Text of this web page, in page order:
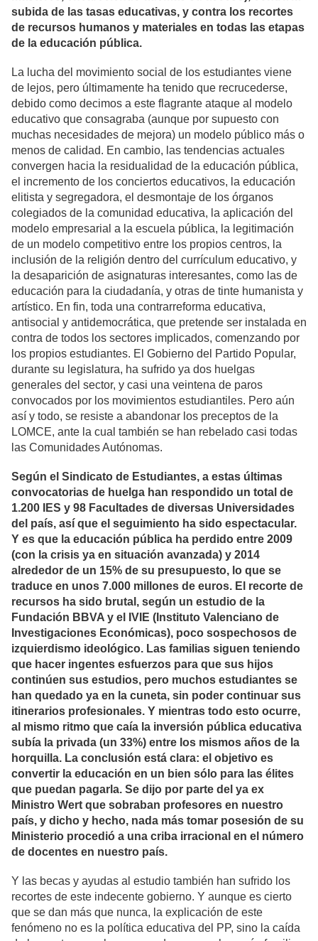
subida de las tasas educativas, y contra los recortes
de recursos humanos y materiales en todas las etapas
de la educación pública.
La lucha del movimiento social de los estudiantes viene
de lejos, pero últimamente ha tenido que recrucederse,
debido como decimos a este flagrante ataque al modelo
educativo que consagraba (aunque por supuesto con
muchas necesidades de mejora) un modelo público más o
menos de calidad. En cambio, las tendencias actuales
convergen hacia la residualidad de la educación pública,
el incremento de los conciertos educativos, la educación
elitista y segregadora, el desmontaje de los órganos
colegiados de la comunidad educativa, la aplicación del
modelo empresarial a la escuela pública, la legitimación
de un modelo competitivo entre los propios centros, la
inclusión de la religión dentro del currículum educativo, y
la desaparición de asignaturas interesantes, como las de
educación para la ciudadanía, y otras de tinte humanista y
artístico. En fin, toda una contrarreforma educativa,
antisocial y antidemocrática, que pretende ser instalada en
contra de todos los sectores implicados, comenzando por
los propios estudiantes. El Gobierno del Partido Popular,
durante su legislatura, ha sufrido ya dos huelgas
generales del sector, y casi una veintena de paros
convocados por los movimientos estudiantiles. Pero aún
así y todo, se resiste a abandonar los preceptos de la
LOMCE, ante la cual también se han rebelado casi todas
las Comunidades Autónomas.
Según el Sindicato de Estudiantes, a estas últimas
convocatorias de huelga han respondido un total de
1.200 IES y 98 Facultades de diversas Universidades
del país, así que el seguimiento ha sido espectacular.
Y es que la educación pública ha perdido entre 2009
(con la crisis ya en situación avanzada) y 2014
alrededor de un 15% de su presupuesto, lo que se
traduce en unos 7.000 millones de euros. El recorte de
recursos ha sido brutal, según un estudio de la
Fundación BBVA y el IVIE (Instituto Valenciano de
Investigaciones Económicas), poco sospechosos de
izquierdismo ideológico. Las familias siguen teniendo
que hacer ingentes esfuerzos para que sus hijos
continúen sus estudios, pero muchos estudiantes se
han quedado ya en la cuneta, sin poder continuar sus
itinerarios profesionales. Y mientras todo esto ocurre,
al mismo ritmo que caía la inversión pública educativa
subía la privada (un 33%) entre los mismos años de la
horquilla. La conclusión está clara: el objetivo es
convertir la educación en un bien sólo para las élites
que puedan pagarla. Se dijo por parte del ya ex
Ministro Wert que sobraban profesores en nuestro
país, y dicho y hecho, nada más tomar posesión de su
Ministerio procedió a una criba irracional en el número
de docentes en nuestro país.
Y las becas y ayudas al estudio también han sufrido los
recortes de este indecente gobierno. Y aunque es cierto
que se dan más que nunca, la explicación de este
fenómeno no es la política educativa del PP, sino la caída